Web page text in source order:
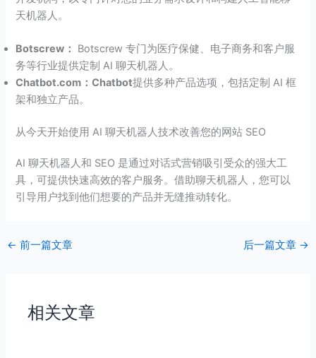
天机器人。
Botscrew：
Botscrew 专门为医疗保健、电子商务和客户服
务等行业提供定制 AI 聊天机器人。
Chatbot.com：Chatbot提供多种产品选项，包括定制 AI 框
架和独立产品。
从今天开始使用 AI 聊天机器人技术改善您的网站 SEO
AI 聊天机器人和 SEO 是通过对话式营销吸引受众的强大工
具，可提供快速高效的客户服务。借助聊天机器人，您可以
引导用户找到他们想要的产品并无缝推动转化。
← 前一篇文章 后一篇文章 →
相关文章